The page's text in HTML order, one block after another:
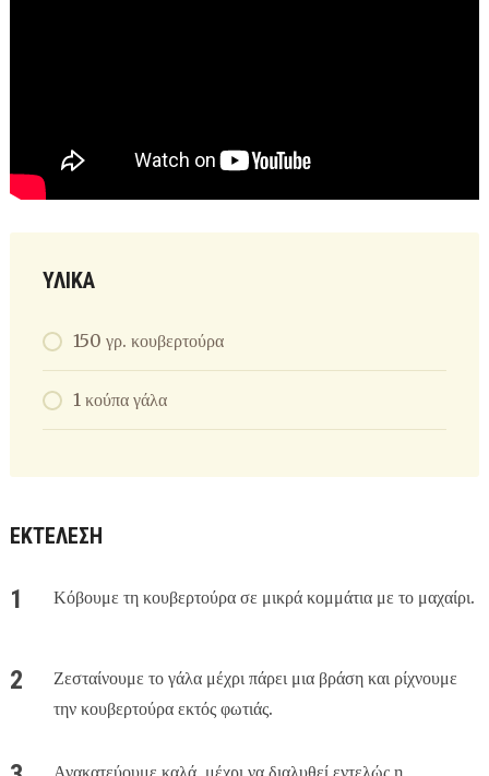
ΥΛΙΚΆ
150 γρ. κουβερτούρα
1 κούπα γάλα
ΕΚΤΈΛΕΣΗ
Κόβουμε τη κουβερτούρα σε μικρά κομμάτια με το μαχαίρι.
Ζεσταίνουμε το γάλα μέχρι πάρει μια βράση και ρίχνουμε
την κουβερτούρα εκτός φωτιάς.
Ανακατεύουμε καλά, μέχρι να διαλυθεί εντελώς η